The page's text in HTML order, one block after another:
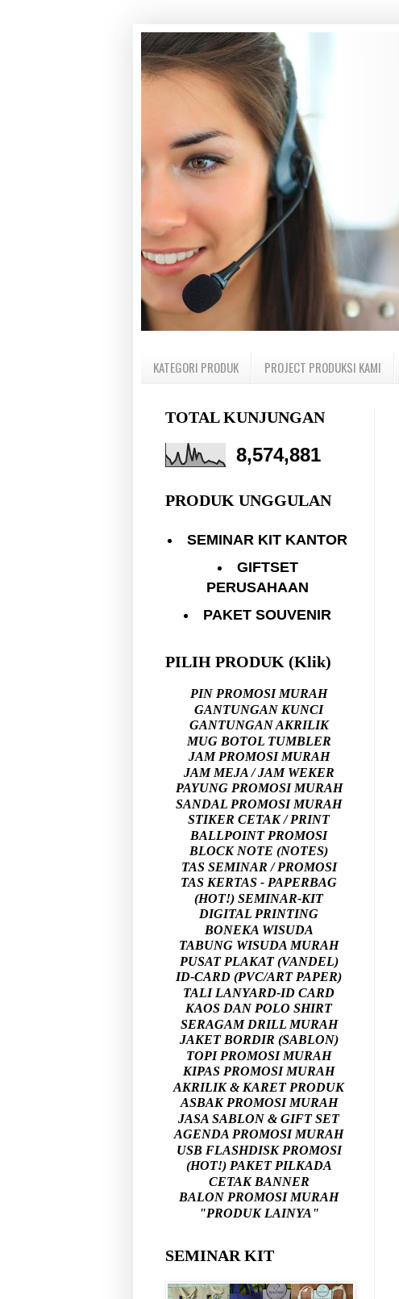
KATEGORI PRODUK PROJECT PRODUKSI KAMI
TOTAL KUNJUNGAN
8,574,881
PRODUK UNGGULAN
SEMINAR KIT KANTOR
GIFTSET
PERUSAHAAN
PAKET SOUVENIR
PILIH PRODUK (Klik)
PIN PROMOSI MURAH
GANTUNGAN KUNCI
GANTUNGAN AKRILIK
MUG BOTOL TUMBLER
JAM PROMOSI MURAH
JAM MEJA / JAM WEKER
PAYUNG PROMOSI MURAH
SANDAL PROMOSI MURAH
STIKER CETAK / PRINT
BALLPOINT PROMOSI
BLOCK NOTE (NOTES)
TAS SEMINAR / PROMOSI
TAS KERTAS - PAPERBAG
(HOT!) SEMINAR-KIT
DIGITAL PRINTING
BONEKA WISUDA
TABUNG WISUDA MURAH
PUSAT PLAKAT (VANDEL)
ID-CARD (PVC/ART PAPER)
TALI LANYARD-ID CARD
KAOS DAN POLO SHIRT
SERAGAM DRILL MURAH
JAKET BORDIR (SABLON)
TOPI PROMOSI MURAH
KIPAS PROMOSI MURAH
AKRILIK & KARET PRODUK
ASBAK PROMOSI MURAH
JASA SABLON & GIFT SET
AGENDA PROMOSI MURAH
USB FLASHDISK PROMOSI
(HOT!) PAKET PILKADA
CETAK BANNER
BALON PROMOSI MURAH
"PRODUK LAINYA"
SEMINAR KIT